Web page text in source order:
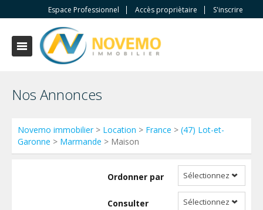
Espace Professionnel Accès propriètaire S'inscrire
Nos Annonces
Novemo immobilier> Location > France > (47) Lot-et-
Garonne > Marmande > Maison
Ordonner par Sélectionnez
Consulter Sélectionnez